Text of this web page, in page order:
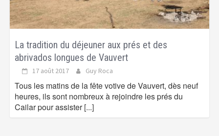
La tradition du déjeuner aux prés et des
abrivados longues de Vauvert
17 août 2017 Guy Roca
Tous les matins de la fête votive de Vauvert, dès neuf
heures, ils sont nombreux à rejoindre les prés du
Cailar pour assister[...]